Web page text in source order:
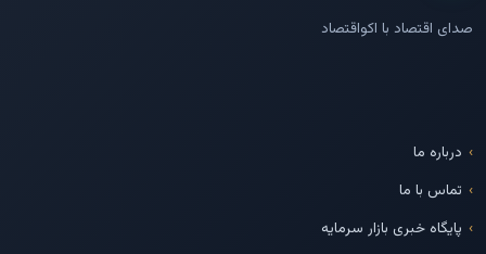
صدای اقتصاد با اکواقتصاد
درباره ما
تماس با ما
پایگاه خبری بازار سرمایه